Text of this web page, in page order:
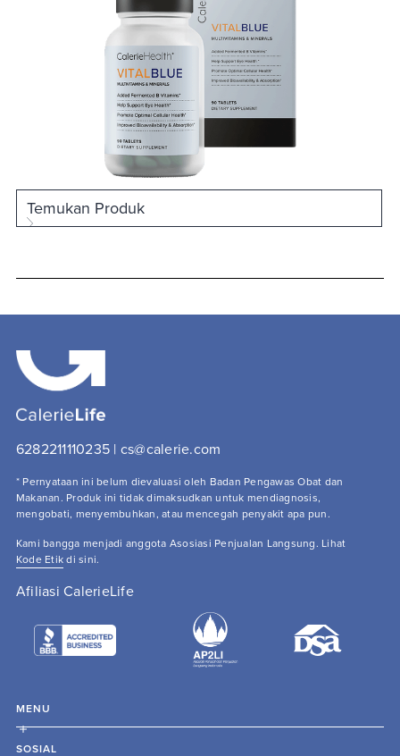
Temukan Produk
6282211110235 | cs@calerie.com
* Pernyataan ini belum dievaluasi oleh Badan Pengawas Obat dan
Makanan. Produk ini tidak dimaksudkan untuk mendiagnosis,
mengobati, menyembuhkan, atau mencegah penyakit apa pun.
Kode Etik di sini.
Afiliasi CalerieLife
MENU
SOSIAL